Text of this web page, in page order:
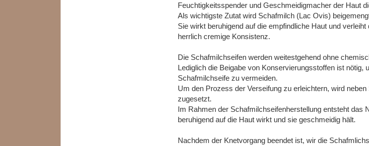
Feuchtigkeitsspender und Geschmeidigmacher der Haut
Als wichtigste Zutat wird Schafmilch (Lac Ovis)
Sie wirkt beruhigend auf die empfindliche Haut und
herrlich cremige Konsistenz.
Die Schafmilchseifen werden weitestgehend ohne
Lediglich die Beigabe von Konservierungsstoffen ist nötig,
Schafmilchseife zu vermeiden.
Um den Prozess der Verseifung zu erleichtern, wird
zugesetzt.
Im Rahmen der Schafmilchseifenherstellung entsteht das
beruhigend auf die Haut wirkt und sie geschmeidig hält.
Nachdem der Knetvorgang beendet ist, wir die